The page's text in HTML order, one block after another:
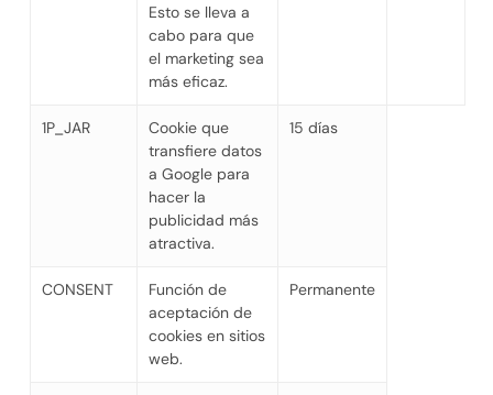
Esto se lleva a
cabo para que
el marketing sea
más eficaz.
1P_JAR
Cookie que
transfiere datos
a Google para
hacer la
publicidad más
atractiva.
15 días
CONSENT
Función de
aceptación de
cookies en sitios
web.
Permanente